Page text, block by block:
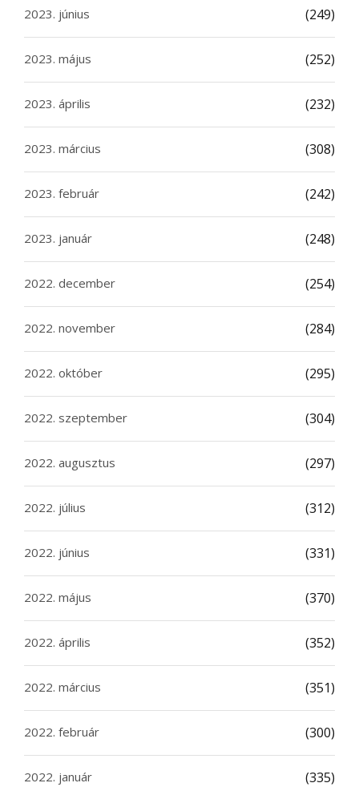
2023. június (249)
2023. május (252)
2023. április (232)
2023. március (308)
2023. február (242)
2023. január (248)
2022. december (254)
2022. november (284)
2022. október (295)
2022. szeptember (304)
2022. augusztus (297)
2022. július (312)
2022. június (331)
2022. május (370)
2022. április (352)
2022. március (351)
2022. február (300)
2022. január (335)